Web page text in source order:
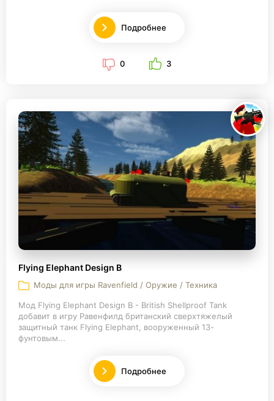
Подробнее
0 3
Flying Elephant Design B
Моды для игры Ravenfield / Оружие / Техника
Мод Flying Elephant Design B - British Shellproof Tank
добавит в игру Равенфилд британский сверхтяжелый
защитный танк Flying Elephant, вооруженный 13-
фунтовым...
Подробнее